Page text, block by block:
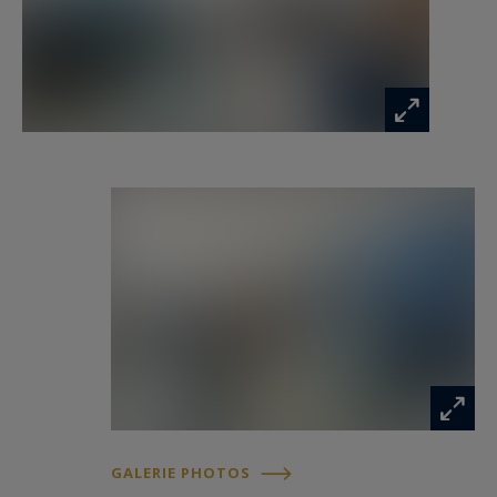
cave de 55 m² pouvant accueillir environ 3 000
Portail motorisé, volets électriques,
GALERIE PHOTOS